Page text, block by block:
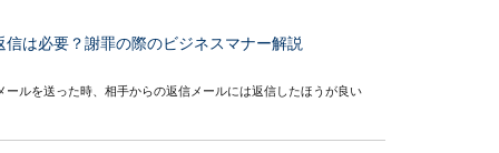
は必要？謝罪の際のビジネスマナー解説
ールを送った時、相手からの返信メールには返信したほうが良い